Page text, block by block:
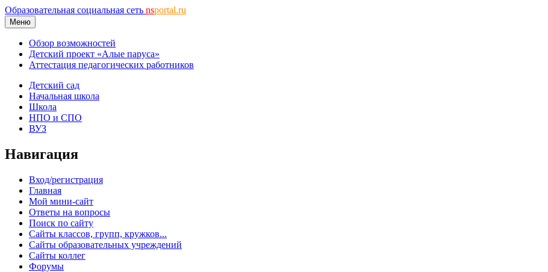
Образовательная социальная сеть nsportal.ru
Меню
Обзор возможностей
Детский проект «Алые паруса»
Аттестация педагогических работников
Детский сад
Начальная школа
Школа
НПО и СПО
ВУЗ
Навигация
Вход/регистрация
Главная
Мой мини-сайт
Ответы на вопросы
Поиск по сайту
Сайты классов, групп, кружков...
Сайты образовательных учреждений
Сайты коллег
Форумы